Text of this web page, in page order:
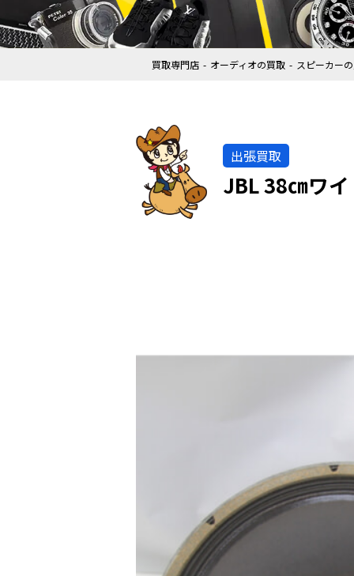
買取専門店 オーディオの買取 スピーカー
出張買取
JBL 38㎝ワ